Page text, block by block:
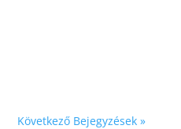
Következő Bejegyzések »